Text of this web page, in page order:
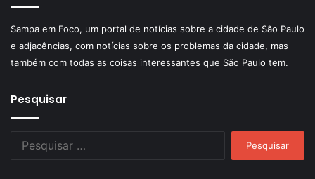
Sampa em Foco, um portal de notícias sobre a cidade de São Paulo
e adjacências, com notícias sobre os problemas da cidade, mas
também com todas as coisas interessantes que São Paulo tem.
Pesquisar